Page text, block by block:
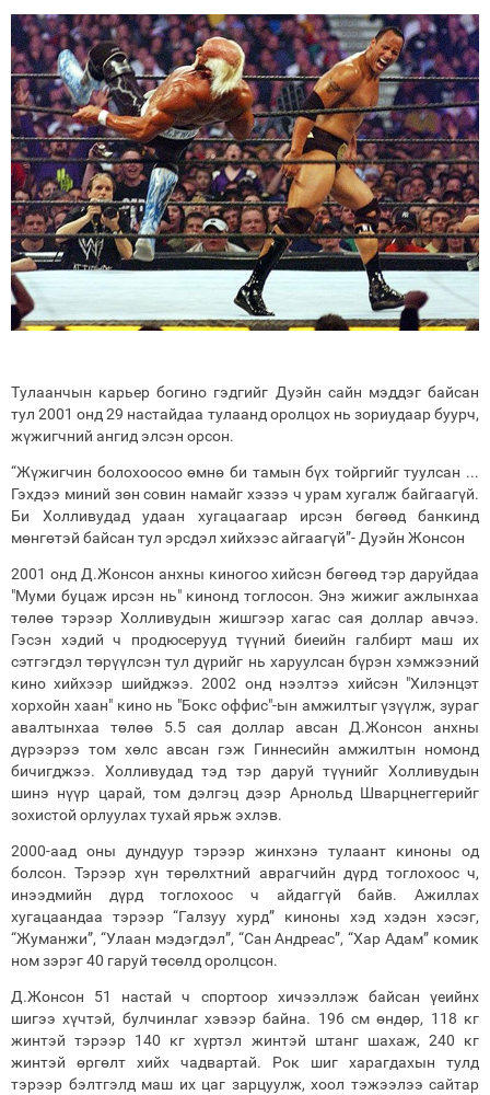
Тулаанчын карьер богино гэдгийг Дуэйн сайн мэддэг байсан
тул 2001 онд 29 настайдаа тулаанд оролцох нь зориудаар буурч,
жүжигчний ангид элсэн орсон.
“Жүжигчин болохоосоо өмнө би тамын бүх тойргийг туулсан ...
Гэхдээ миний зөн совин намайг хэзээ ч урам хугалж байгаагүй.
Би Холливудад удаан хугацаагаар ирсэн бөгөөд банкинд
мөнгөтэй байсан тул эрсдэл хийхээс айгаагүй”- Дуэйн Жонсон
2001 онд Д.Жонсон анхны киногоо хийсэн бөгөөд тэр даруйдаа
"Муми буцаж ирсэн нь" кинонд тоглосон. Энэ жижиг ажлынхаа
төлөө тэрээр Холливудын жишгээр хагас сая доллар авчээ.
Гэсэн хэдий ч продюсерууд түүний биеийн галбирт маш их
сэтгэгдэл төрүүлсэн тул дүрийг нь харуулсан бүрэн хэмжээний
кино хийхээр шийджээ. 2002 онд нээлтээ хийсэн "Хилэнцэт
хорхойн хаан" кино нь "Бокс оффис"-ын амжилтыг үзүүлж, зураг
авалтынхаа төлөө 5.5 сая доллар авсан Д.Жонсон анхны
дүрээрээ том хөлс авсан гэж Гиннесийн амжилтын номонд
бичигджээ. Холливудад тэд тэр даруй түүнийг Холливудын
шинэ нүүр царай, том дэлгэц дээр Арнольд Шварцнеггерийг
зохистой орлуулах тухай ярьж эхлэв.
2000-аад оны дундуур тэрээр жинхэнэ тулаант киноны од
болсон. Тэрээр хүн төрөлхтний аврагчийн дүрд тоглохоос ч,
инээдмийн дүрд тоглохоос ч айдаггүй байв. Ажиллах
хугацаандаа тэрээр “Галзуу хурд” киноны хэд хэдэн хэсэг,
“Жуманжи”, “Улаан мэдэгдэл”, “Сан Андреас”, “Хар Адам” комик
ном зэрэг 40 гаруй төсөлд оролцсон.
Д.Жонсон 51 настай ч спортоор хичээллэж байсан үеийнх
шигээ хүчтэй, булчинлаг хэвээр байна. 196 см өндөр, 118 кг
жинтэй тэрээр 140 кг хүртэл жинтэй штанг шахаж, 240 кг
жинтэй өргөлт хийх чадвартай. Рок шиг харагдахын тулд
тэрээр бэлтгэлд маш их цаг зарцуулж, хоол тэжээлээ сайтар